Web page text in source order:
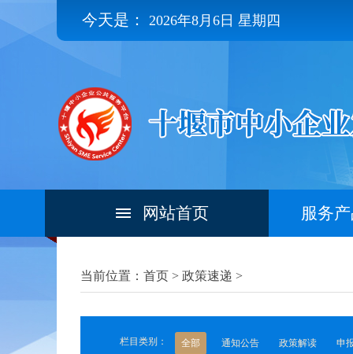
今天是： 2026年8月6日 星期四
网站首页 服务
当前位置：首页 > 政策速递 >
栏目类别： 全部 通知公告 政策解读 申